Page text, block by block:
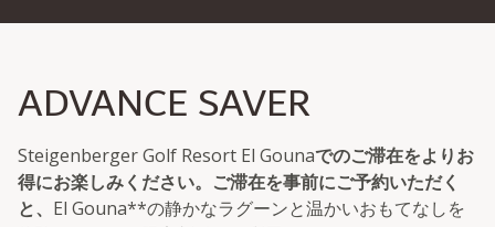
ADVANCE SAVER
Steigenberger Golf Resort El Gounaでのご滞在をよりお
得にお楽しみください。ご滞在を事前にご予約いただく
と、 El Gouna**の静かなラグーンと温かいおもてなしを